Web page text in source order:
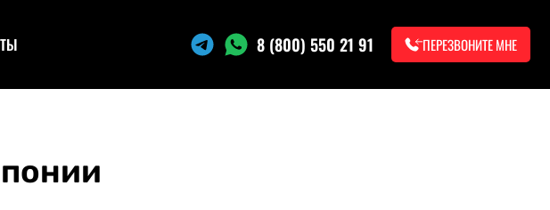
8 (800) 550 21 91 ПЕРЕЗВОНИТЕ МНЕ